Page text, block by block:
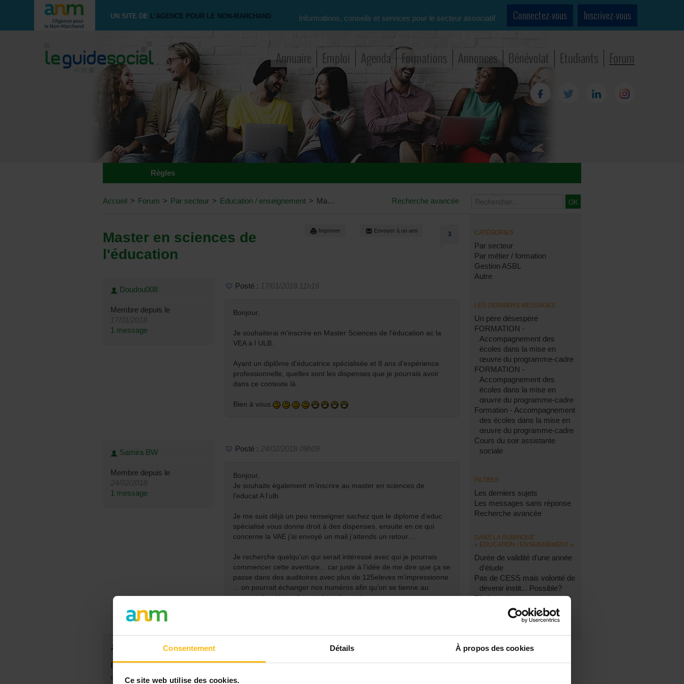
Consentement Détails À propos des cookies
Ce site web utilise des cookies.
UN SITE DE L'AGENCE POUR LE NON-MARCHAND Informations, conseils et services pour le secteur associatif Connectez-vous Inscrivez-vous
Annuaire Emploi Agenda Formations Annonces Bénévolat Etudiants Forum
Règles
Accueil > Forum > Par secteur > Education / enseignement > Master en sciences de l'éducation Recherche avancée
3
Imprimer Envoyer à un ami
Master en sciences de
l'éducation
Doudou008
Membre depuis le
1 message
Posté : 17/01/2018 11h16
Bonjour,
Je souhaiterai m'inscrire en Master Sciences de l'éducation ac la
VEA à l ULB.
Ayant un diplôme d'éducatrice spécialisée et 8 ans d'expérience
professionnelle, quelles sont les dispenses que je pourrais avoir
dans ce contexte là.
Bien à vous
Samira BW
Membre depuis le
1 message
Posté : 24/02/2018 09h09
Bonjour,
Je souhaite également m’inscrire au master en sciences de
l’educat A l’ulb
Je me suis déjà un peu renseigner sachez que le diplome d’educ
spécialisé vous donne droit à des dispenses, ensuite en ce qui
concerne la VAE j’ai envoyé un mail j’attends un retour....
Je recherche quelqu’un qui serait intéressé avec qui je pourrais
commencer cette aventure... car juste à l’idée de me dire que ça se
passe dans des auditoires avec plus de 125eleves m’impressionne
... on pourrait échanger nos numéros afin qu’on se tienne au
courant des démarches et des informations....
Boussu
51 ans
de Louvain La Neuve. J'ai participé hier à la première séance
CATÉGORIES
Par secteur
Par métier / formation
Gestion ASBL
Autre
LES DERNIERS MESSAGES
Un père désespéré
FORMATION -
Accompagnement des
écoles dans la mise en
œuvre du programme-cadre
FORMATION -
Accompagnement des
écoles dans la mise en
œuvre du programme-cadre
Formation - Accompagnement
des écoles dans la mise en
œuvre du programme-cadre
Cours du soir assistante
sociale
FILTRES
Les derniers sujets
Les messages sans réponse
Recherche avancée
DANS LA RUBRIQUE
« EDUCATION / ENSEIGNEMENT »
Durée de validité d'une année
d'étude
Pas de CESS mais volonté de
devenir instit... Possible?
Tfe à corriger
recherche etudes secretariat
cours du soir